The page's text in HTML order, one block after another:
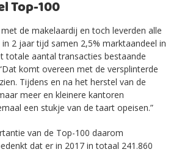
Top-100
de makelaardij en toch leverden alle
2 jaar tijd samen 2,5% marktaandeel in
totale aantal transacties bestaande
komt overeen met de versplinterde
Tijdens en na het herstel van de
meer en kleinere kantoren
een stukje van de taart opeisen.”
van de Top-100 daarom
dat er in 2017 in totaal 241.860